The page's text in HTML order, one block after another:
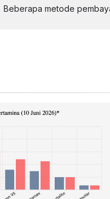
Beberapa metode